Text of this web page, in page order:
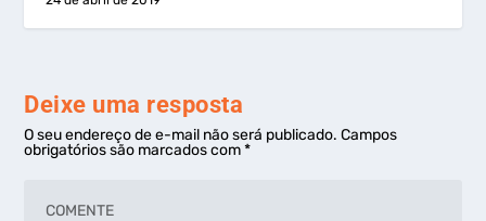
Deixe uma resposta
O seu endereço de e-mail não será publicado. Campos
obrigatórios são marcados com*